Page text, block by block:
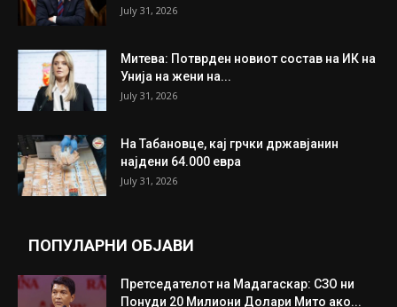
July 31, 2026
Митева: Потврден новиот состав на ИК на
Унија на жени на...
July 31, 2026
На Табановце, кај грчки државјанин
најдени 64.000 евра
July 31, 2026
ПОПУЛАРНИ ОБЈАВИ
Претседателот на Мадагаскар: СЗО ни
Понуди 20 Милиони Долари Мито ако...